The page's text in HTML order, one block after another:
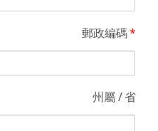
郵政編碼*
州屬 / 省